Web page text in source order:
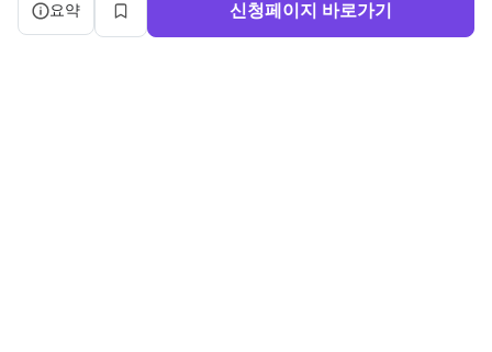
요약
북마크 신청페이지 바로가기